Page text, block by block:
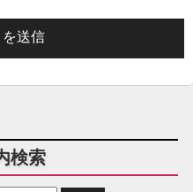
検索